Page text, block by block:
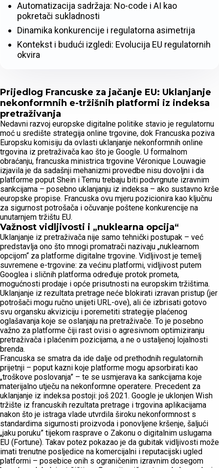
Prijedlog Francuske za jačanje EU: Uklanjanje
nekonformnih e-tržišnih platformi iz indeksa
pretraživanja
Nedavni razvoj europske digitalne politike stavio je regulatornu
moć u središte strategija online trgovine, dok Francuska poziva
Europsku komisiju da ovlasti uklanjanje nekonformnih online
trgovina iz pretraživača kao što je Google. U formalnom
obraćanju, francuska ministrica trgovine Véronique Louwagie
izjavila je da sadašnji mehanizmi provedbe nisu dovoljni i da
platforme poput Shein i Temu trebaju biti podvrgnute izravnim
sankcijama – posebno uklanjanju iz indeksa – ako sustavno krše
europske propise. Francuska ovu mjeru pozicionira kao ključnu
za sigurnost potrošača i očuvanje poštene konkurencije na
unutarnjem tržištu EU.
Važnost vidljivosti i „nuklearna opcija“
Uklanjanje iz pretraživača nije samo tehnički postupak – već
predstavlja ono što mnogi promatrači nazivaju „nuklearnom
opcijom“ za platforme digitalne trgovine. Vidljivost je temelj
suvremene e-trgovine: za većinu platformi, vidljivost putem
Googlea i sličnih platforma određuje protok prometa,
mogućnosti prodaje i opće prisutnosti na europskim tržištima.
Uklanjanje iz rezultata pretrage neće blokirati izravan pristup (jer
potrošači mogu ručno unijeti URL-ove), ali će izbrisati gotovo
svu organsku akviziciju i poremetiti strategije plaćenog
oglašavanja koje se oslanjaju na pretraživače. To je posebno
važno za platforme čiji rast ovisi o agresivnom optimiziranju
pretraživača i plaćenim pozicijama, a ne o ustaljenoj lojalnosti
brenda.
Francuska se smatra da ide dalje od prethodnih regulatornih
prijetnji – poput kazni koje platforme mogu apsorbirati kao
„troškove poslovanja” – te se usmjerava ka sankcijama koje
materijalno utječu na nekonformne operatere. Precedent za
uklanjanje iz indeksa postoji: još 2021. Google je uklonjen Wish
tržište iz francuskih rezultata pretrage i trgovina aplikacijama
nakon što je istraga vlade utvrdila široku nekonformnost s
standardima sigurnosti proizvoda i ponovljene kršenje, šaljući
„jaku poruku” tijekom rasprave o Zakonu o digitalnim uslugama
EU (Fortune). Takav potez pokazao je da gubitak vidljivosti može
imati trenutne posljedice na komercijalni i reputacijski ugled
platformi – posebice onih s ograničenim izravnim dosegom
Automatizacija sadržaja: No-code i AI kao
pokretači sukladnosti
Dinamika konkurencije i regulatorna asimetrija
Kontekst i budući izgledi: Evolucija EU regulatornih
okvira